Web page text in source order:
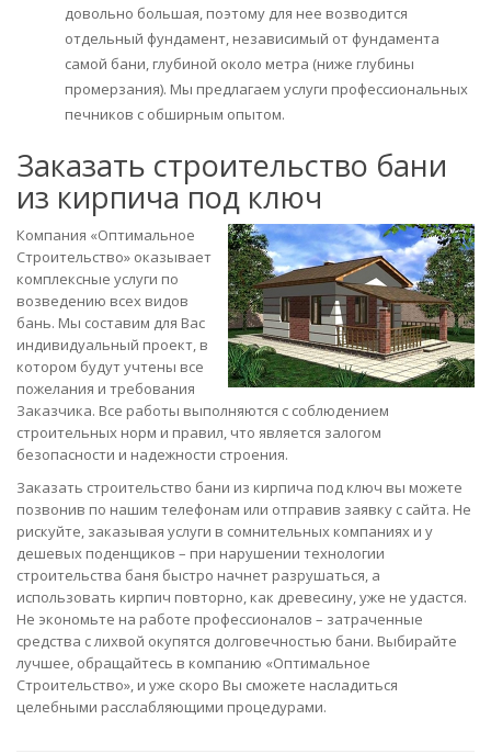
довольно большая, поэтому для нее возводится
отдельный фундамент, независимый от фундамента
самой бани, глубиной около метра (ниже глубины
промерзания). Мы предлагаем услуги профессиональных
печников с обширным опытом.
Заказать строительство бани
из кирпича под ключ
Компания «Оптимальное
Строительство» оказывает
комплексные услуги по
возведению всех видов
бань. Мы составим для Вас
индивидуальный проект, в
котором будут учтены все
пожелания и требования
Заказчика. Все работы выполняются с соблюдением
строительных норм и правил, что является залогом
безопасности и надежности строения.
Заказать строительство бани из кирпича под ключ вы можете
позвонив по нашим телефонам или отправив заявку с сайта. Не
рискуйте, заказывая услуги в сомнительных компаниях и у
дешевых поденщиков – при нарушении технологии
строительства баня быстро начнет разрушаться, а
использовать кирпич повторно, как древесину, уже не удастся.
Не экономьте на работе профессионалов – затраченные
средства с лихвой окупятся долговечностью бани. Выбирайте
лучшее, обращайтесь в компанию «Оптимальное
Строительство», и уже скоро Вы сможете насладиться
целебными расслабляющими процедурами.